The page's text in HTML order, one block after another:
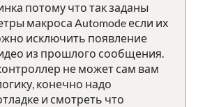
потому что так заданы
макроса Automode если их
исключить появление
из прошлого сообщения.
не может сам вам
конечно надо
и смотреть что